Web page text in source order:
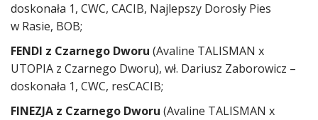
doskonała 1, CWC, CACIB, Najlepszy Dorosły Pies
w Rasie, BOB;
FENDI z Czarnego Dworu (Avaline TALISMAN x
UTOPIA z Czarnego Dworu), wł. Dariusz Zaborowicz –
doskonała 1, CWC, resCACIB;
FINEZJA z Czarnego Dworu (Avaline TALISMAN x